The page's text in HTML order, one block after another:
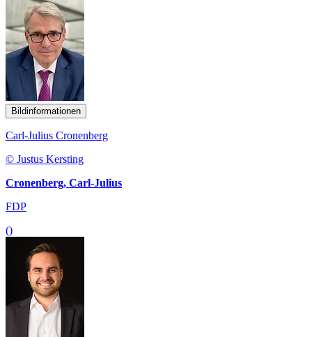
Bildinformationen
Carl-Julius Cronenberg
© Justus Kersting
Cronenberg, Carl-Julius
FDP
()